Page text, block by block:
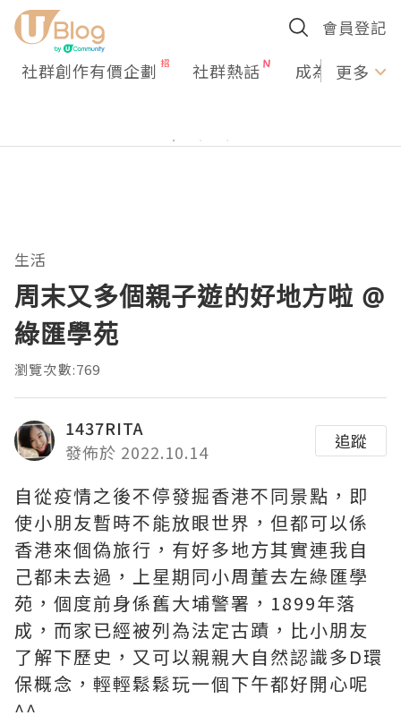
會員登記
社群創作有價企劃 社群熱話 成為U更多
生活
周末又多個親子遊的好地方啦 @
綠匯學苑
瀏覽次數:769
1437RITA
發佈於 2022.10.14
追蹤
自從疫情之後不停發掘香港不同景點，即
使小朋友暫時不能放眼世界，但都可以係
香港來個偽旅行，有好多地方其實連我自
己都未去過，上星期同小周董去左綠匯學
苑，個度前身係舊大埔警署，1899年落
成，而家已經被列為法定古蹟，比小朋友
了解下歷史，又可以親親大自然認識多D環
保概念，輕輕鬆鬆玩一個下午都好開心呢
^^